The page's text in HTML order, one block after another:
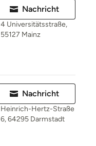
Nachricht
4 Universitätsstraße,
55127 Mainz
Nachricht
Heinrich-Hertz-Straße
6, 64295 Darmstadt